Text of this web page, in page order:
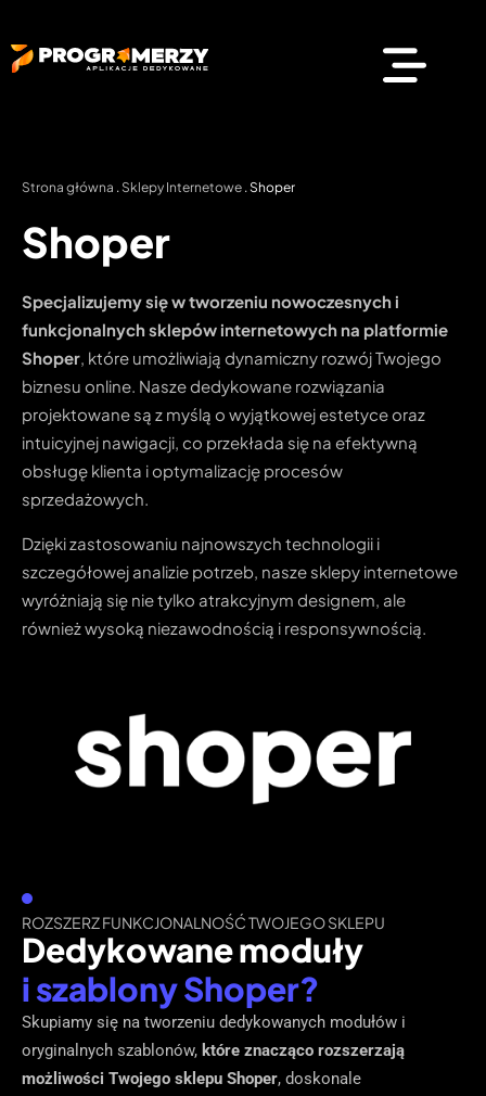
Strona główna . Sklepy Internetowe .Shoper
Shoper
Specjalizujemy się w tworzeniu nowoczesnych i
funkcjonalnych sklepów internetowych na platformie
Shoper, które umożliwiają dynamiczny rozwój Twojego
biznesu online. Nasze dedykowane rozwiązania
projektowane są z myślą o wyjątkowej estetyce oraz
intuicyjnej nawigacji, co przekłada się na efektywną
obsługę klienta i optymalizację procesów
sprzedażowych.
Dzięki zastosowaniu najnowszych technologii i
szczegółowej analizie potrzeb, nasze sklepy internetowe
wyróżniają się nie tylko atrakcyjnym designem, ale
również wysoką niezawodnością i responsywnością.
ROZSZERZ FUNKCJONALNOŚĆ TWOJEGO SKLEPU
Dedykowane moduły
i szablony Shoper?
Skupiamy się na tworzeniu dedykowanych modułów i
oryginalnych szablonów, które znacząco rozszerzają
możliwości Twojego sklepu Shoper, doskonale